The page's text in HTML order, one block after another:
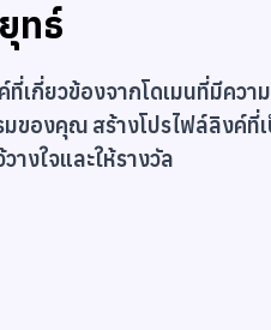
ทธ์
ที่เกี่ยวข้องจากโดเมนที่มีความ
ของคุณ สร้างโปรไฟล์ลิงค์ที่
างใจและให้รางวัล